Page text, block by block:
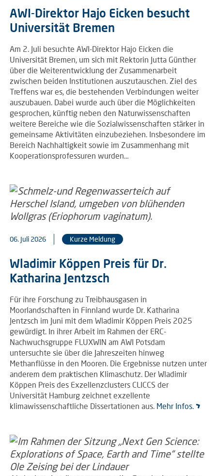
AWI-Direktor Hajo Eicken besucht
Universität Bremen
Am 2. Juli besuchte AWI-Direktor Hajo Eicken die
Universität Bremen, um sich mit Rektorin Jutta Günther
über die Weiterentwicklung der Zusammenarbeit
zwischen beiden Institutionen auszutauschen. Ziel des
Treffens war es, die bestehenden Verbindungen weiter
auszubauen. Dabei wurde auch über die Möglichkeiten
gesprochen, künftig neben den Naturwissenschaften
weitere Bereiche wie die Sozialwissenschaften stärker in
gemeinsame Aktivitäten einzubeziehen. Insbesondere im
Bereich Nachhaltigkeit sowie im Zusammenhang mit
Kooperationsprofessuren wurden…
06. Juli 2026 Kurze Meldung
Wladimir Köppen Preis für Dr.
Katharina Jentzsch
Für ihre Forschung zu Treibhausgasen in
Moorlandschaften in Finnland wurde Dr. Katharina
Jentzsch im Juni mit dem Wladimir Köppen Preis 2025
gewürdigt. In ihrer Arbeit im Rahmen der ERC-
Nachwuchsgruppe FLUXWIN am AWI Potsdam
untersuchte sie über die Jahreszeiten hinweg
Methanflüsse in den Mooren. Die Ergebnisse nutzen unter
anderem dem praktischen Klimaschutz. Der Wladimir
Köppen Preis des Exzellenzclusters CLICCS der
Universität Hamburg zeichnet exzellente
klimawissenschaftliche Dissertationen aus. Mehr Infos.